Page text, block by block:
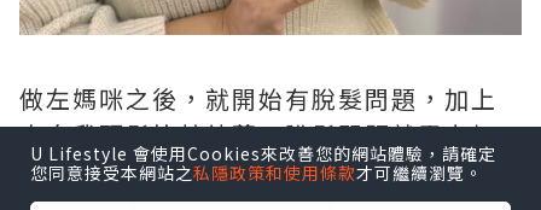
做左媽咪之後，就開始有脫髮問題，加上
本身我頭髮比較幼薄、脫髮問題就雪上加
霜，真係令人好困擾 😭
U Lifestyle 會使用Cookies來改善您的網站體驗，請確定
您同意接受本網站之私隱政策和使用條款才可繼續瀏覽。